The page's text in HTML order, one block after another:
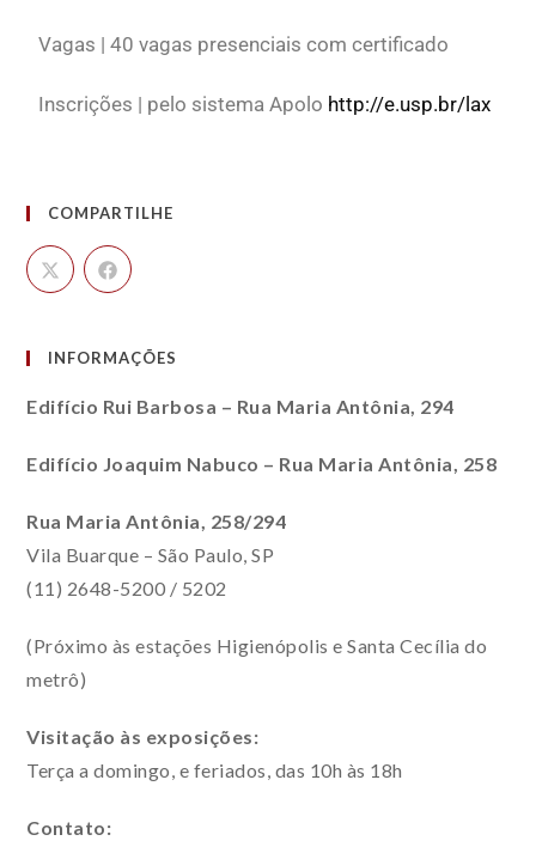
Vagas | 40 vagas presenciais com certificado
Inscrições | pelo sistema Apolo http://e.usp.br/lax
COMPARTILHE
INFORMAÇÕES
Edifício Rui Barbosa – Rua Maria Antônia, 294
Edifício Joaquim Nabuco – Rua Maria Antônia, 258
Rua Maria Antônia, 258/294
Vila Buarque – São Paulo, SP
(11) 2648-5200 / 5202
(Próximo às estações Higienópolis e Santa Cecília do
metrô)
Visitação às exposições:
Terça a domingo, e feriados, das 10h às 18h
Contato: